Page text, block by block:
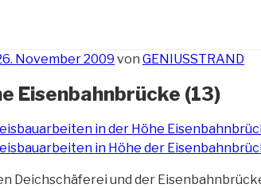
November 2009 von GENIUSSTRAND
Eisenbahnbrücke (13)
Deichschäferei und der